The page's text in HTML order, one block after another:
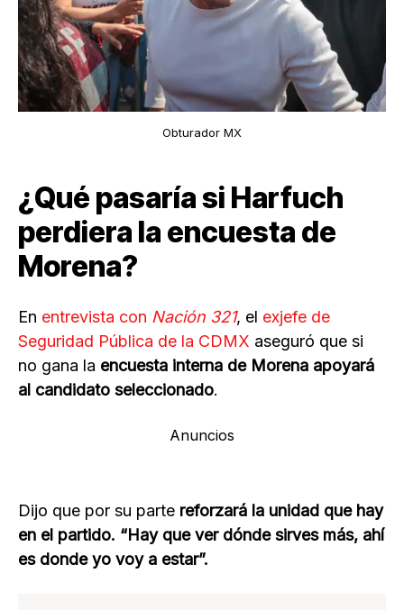
Obturador MX
¿Qué pasaría si Harfuch
perdiera la encuesta de
Morena?
En entrevista con Nación 321, el exjefe de
Seguridad Pública de la CDMX aseguró que si
no gana la encuesta interna de Morena apoyará
al candidato seleccionado.
Anuncios
Dijo que por su parte reforzará la unidad que hay
en el partido. “Hay que ver dónde sirves más, ahí
es donde yo voy a estar”.